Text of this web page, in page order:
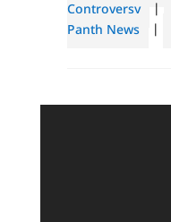
Controversy
Panth News